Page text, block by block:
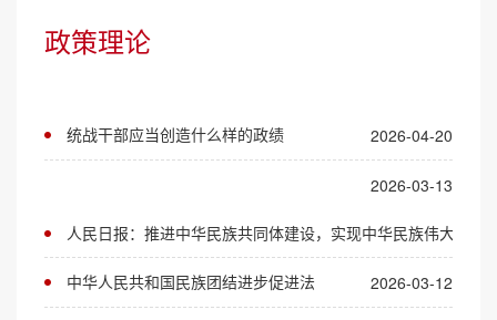
政策理论
2026-04-20
统战干部应当创造什么样的政绩
2026-03-13
人民日报：推进中华民族共同体建设，实现中华民族伟大复兴
2026-03-12
中华人民共和国民族团结进步促进法